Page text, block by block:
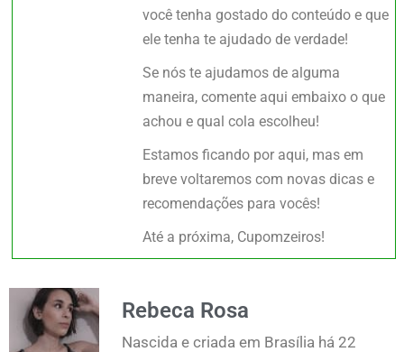
você tenha gostado do conteúdo e que
ele tenha te ajudado de verdade!
Se nós te ajudamos de alguma
maneira, comente aqui embaixo o que
achou e qual cola escolheu!
Estamos ficando por aqui, mas em
breve voltaremos com novas dicas e
recomendações para vocês!
Até a próxima, Cupomzeiros!
Rebeca Rosa
Nascida e criada em Brasília há 22